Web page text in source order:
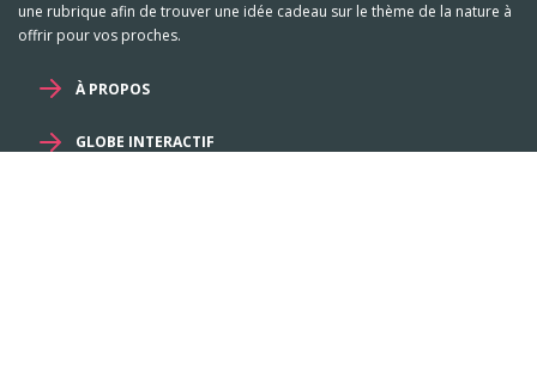
une rubrique afin de trouver une idée cadeau sur le thème de la nature à
offrir pour vos proches.
À PROPOS
GLOBE INTERACTIF